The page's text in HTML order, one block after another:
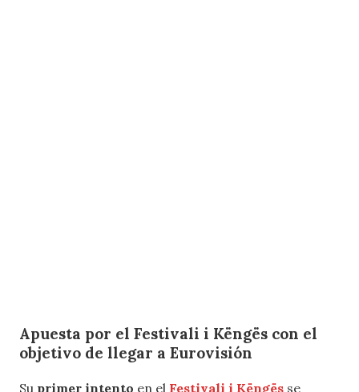
Apuesta por el Festivali i Këngës con el
objetivo de llegar a Eurovisión
Su primer intento en el Festivali i Këngës se